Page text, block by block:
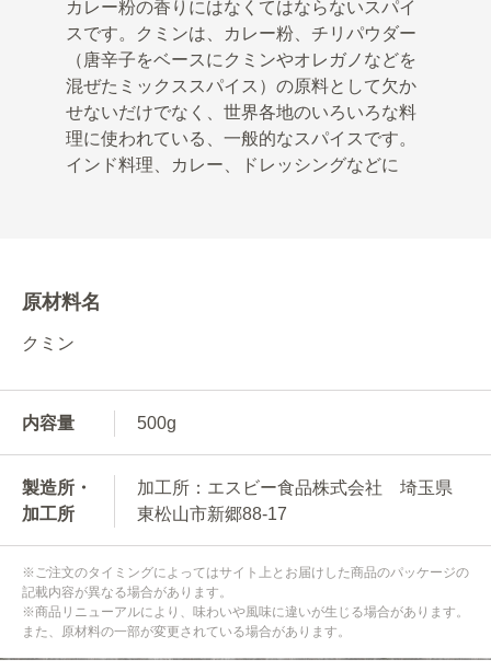
カレー粉の香りにはなくてはならないスパイ
スです。クミンは、カレー粉、チリパウダー
（唐辛子をベースにクミンやオレガノなどを
混ぜたミックススパイス）の原料として欠か
せないだけでなく、世界各地のいろいろな料
理に使われている、一般的なスパイスです。
インド料理、カレー、ドレッシングなどに
原材料名
クミン
内容量 500g
製造所・
加工所
加工所：エスビー食品株式会社 埼玉県
東松山市新郷88-17
※ご注文のタイミングによってはサイト上とお届けした商品のパッケージの
記載内容が異なる場合があります。
※商品リニューアルにより、味わいや風味に違いが生じる場合があります。
また、原材料の一部が変更されている場合があります。